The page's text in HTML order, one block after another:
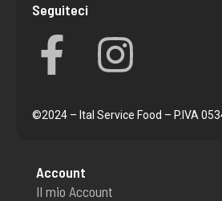
Seguiteci
F
a
c
e
I
n
s
©2024 – Ital Service Food – P.IVA
Account
Il mio Account